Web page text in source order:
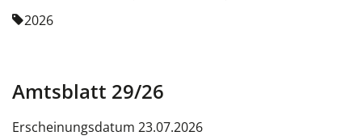
2026
Amtsblatt 29/26
Erscheinungsdatum 23.07.2026